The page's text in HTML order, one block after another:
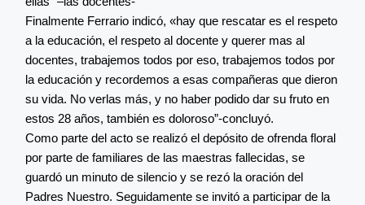
Finalmente Ferrario indicó, «hay que rescatar es el respeto
a la educación, el respeto al docente y querer mas al
docentes, trabajemos todos por eso, trabajemos todos por
la educación y recordemos a esas compañeras que dieron
su vida. No verlas más, y no haber podido dar su fruto en
estos 28 años, también es doloroso”-concluyó.
Como parte del acto se realizó el depósito de ofrenda floral
por parte de familiares de las maestras fallecidas, se
guardó un minuto de silencio y se rezó la oración del
Padres Nuestro. Seguidamente se invitó a participar de la